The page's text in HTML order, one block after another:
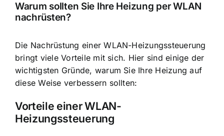
Warum sollten Sie Ihre Heizung per WLAN
nachrüsten?
Die Nachrüstung einer WLAN-Heizungssteuerung
bringt viele Vorteile mit sich. Hier sind einige der
wichtigsten Gründe, warum Sie Ihre Heizung auf
diese Weise verbessern sollten:
Vorteile einer WLAN-
Heizungssteuerung